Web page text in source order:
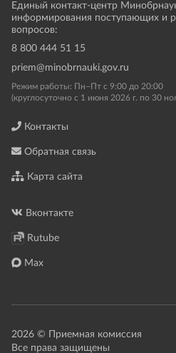
Единый контакт-центр
информирования поступающих и
вопросов:
8 800 444 51 15
priem@minobrnauki.gov.ru
Режим работы: Пн–Пт с 9:00 до 20:00
(круглосуточно с 1 июня 2026 г. по 30
Контакты
Обратная связь
Карта сайта
Вконтакте
Rutube
Max
2026 © Приемная комиссия
Все права защищены